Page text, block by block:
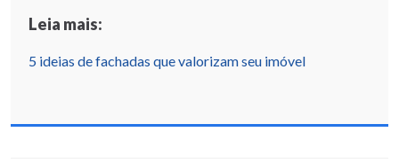
Leia mais:
5 ideias de fachadas que valorizam seu imóvel